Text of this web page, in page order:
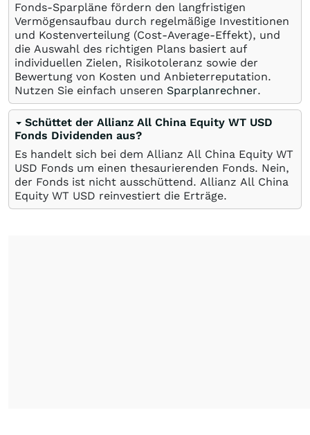
Fonds-Sparpläne fördern den langfristigen
Vermögensaufbau durch regelmäßige Investitionen
und Kostenverteilung (Cost-Average-Effekt), und
die Auswahl des richtigen Plans basiert auf
individuellen Zielen, Risikotoleranz sowie der
Bewertung von Kosten und Anbieterreputation.
Nutzen Sie einfach unseren Sparplanrechner.
Schüttet der Allianz All China Equity WT USD
Fonds Dividenden aus?
Es handelt sich bei dem Allianz All China Equity WT
USD Fonds um einen thesaurierenden Fonds. Nein,
der Fonds ist nicht ausschüttend. Allianz All China
Equity WT USD reinvestiert die Erträge.